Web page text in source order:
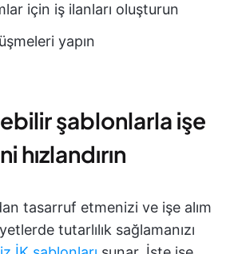
için iş ilanları oluşturun
yapın
şablonlarla işe
hızlandırın
tasarruf etmenizi ve işe alım
tutarlılık sağlamanızı